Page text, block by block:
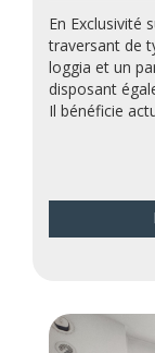
En Exclusivité
traversant de
loggia et un
disposant
Il bénéficie